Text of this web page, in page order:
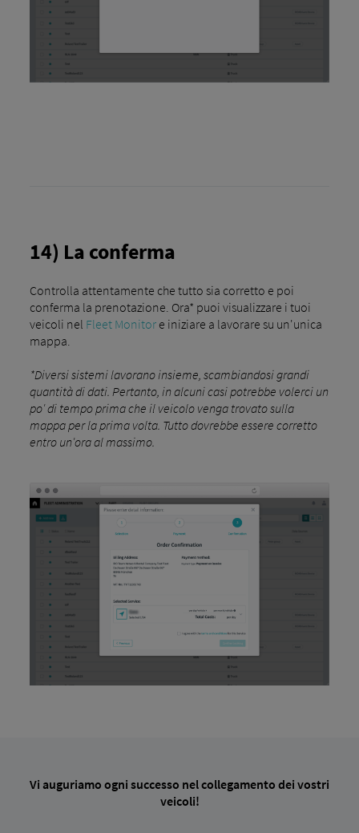
14) La conferma
Controlla attentamente che tutto sia corretto e poi
conferma la prenotazione. Ora* puoi visualizzare i tuoi
veicoli nel Fleet Monitore iniziare a lavorare su un'unica
mappa.
*Diversi sistemi lavorano insieme, scambiandosi grandi
quantità di dati. Pertanto, in alcuni casi potrebbe volerci un
po' di tempo prima che il veicolo venga trovato sulla
mappa per la prima volta. Tutto dovrebbe essere corretto
entro un'ora al massimo.
Vi auguriamo ogni successo nel collegamento dei vostri
veicoli!